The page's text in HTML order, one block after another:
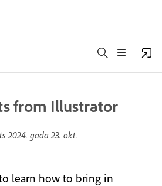
from Illustrator
2024. gada 23. okt.
learn how to bring in